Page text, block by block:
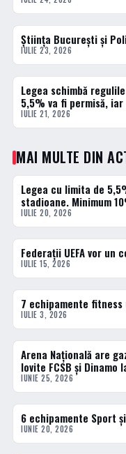
2 · TOP
Știința București și
IULIE 23, 2026
3 · TOP
Legea schimbă
5,5% va fi permisă,
IULIE 21, 2026
MAI MULTE DIN
ACTUALE
Legea cu limita de
stadioane. Minimum
IULIE 20, 2026
ACTUALE
Federații UEFA vor
IULIE 15, 2026
ACTUALE
7 echipamente
IULIE 3, 2026
ACTUALE
Arena Națională are
lovite FCSB și
IUNIE 25, 2026
ACTUALE
6 echipamente Sport
IUNIE 20, 2026